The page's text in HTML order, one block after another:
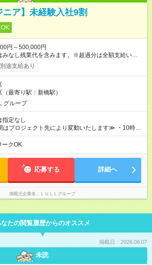
ニア】未経験入社9割
円～500,000円
みなし残業代を含みます。※超過分は全額支給いたし
し残業代 21,675円／月 みなし残業時間 12時間／月 -
≪経験者の方は以下と
績賞与＋交通費＋各種手当 ※固定残業代（30時間/6
分）を含む。超過分は追加支給いたします 能力やス
し初任給を決定。経験者の方は前給考慮も可能で
成長
、しっかり給与で還元しています。 実際にほぼ全員
アへの還元率は業界高水準の
ルを磨いた分だけ、収入アップも目指せる環境で
に、本採用時と異なる部分があります。 雇用形態：
契約社員） 給与：月給 230,000円以上 上記額にはみ
を含みます。※超過分は全額支給いたします。 みな
たします ※研修期間中（最大12ヶ月間）も、試用期
途支給あり
最寄り駅：新橋駅）
グループ
指定なし
プロジェクト先により変動いたします≫ ・10時00
分（休憩1時間） ・9時00分～18時00分（休憩1時
ど、 趣味の時間を楽しむ社員も多くいます◎
ークOK
応募する 詳細へ
掲載元企業名 ＬＵＬＬグループ
たの閲覧履歴からのオススメ
掲載日：2026.08.07
未読